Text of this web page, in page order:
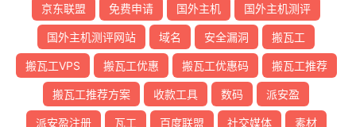
京东联盟 免费申请 国外主机 国外主机测评
国外主机测评网站 域名 安全漏洞 搬瓦工
搬瓦工VPS 搬瓦工优惠 搬瓦工优惠码 搬瓦工推荐
搬瓦工推荐方案 收款工具 数码 派安盈
派安盈注册 瓦工 百度联盟 社交媒体 素材